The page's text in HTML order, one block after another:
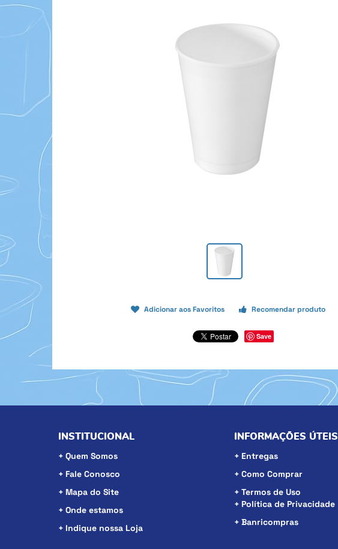
Adicionar aos Favoritos Recomendar produto
Save
INSTITUCIONAL
Quem Somos
Fale Conosco
Mapa do Site
Onde estamos
Indique nossa Loja
INFORMAÇÕES ÚTEIS
Entregas
Como Comprar
Termos de Uso
Política de Privacidade
Banricompras